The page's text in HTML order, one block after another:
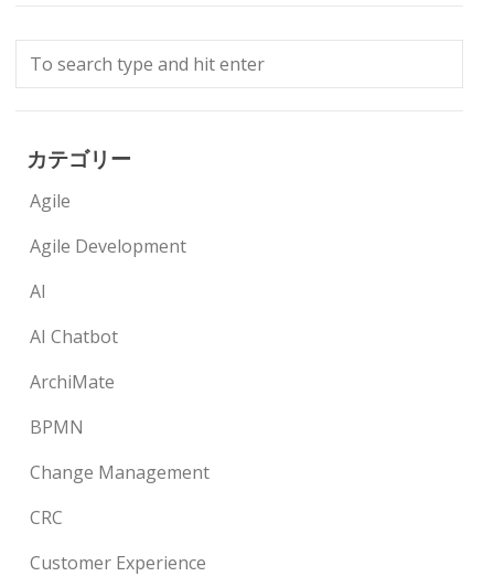
カテゴリー
Agile
Agile Development
AI
AI Chatbot
ArchiMate
BPMN
Change Management
CRC
Customer Experience